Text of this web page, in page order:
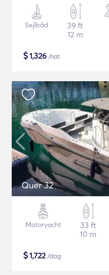
Sejlbåd
39 ft
12 m
$1,326 /nat
Quer 32
Motoryacht
33 ft
10 m
$1,722/dag